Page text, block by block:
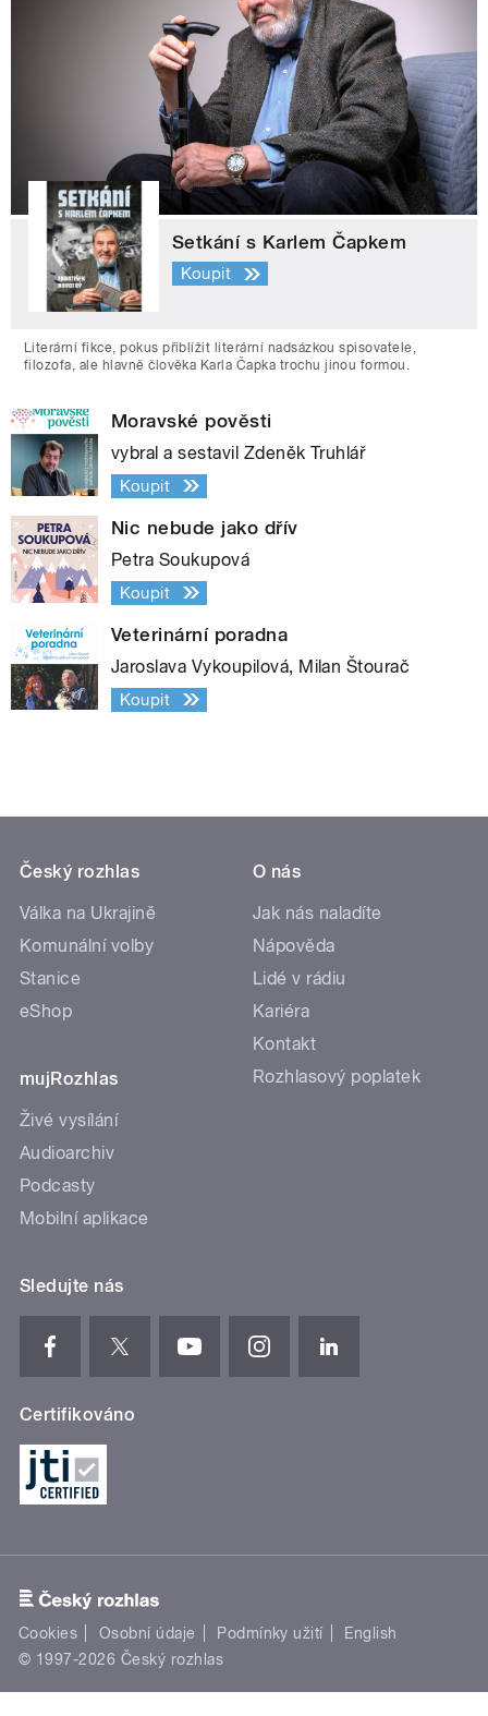
Setkání s Karlem Čapkem
Koupit
Literární fikce, pokus přiblížit literární nadsázkou spisovatele,
filozofa, ale hlavně člověka Karla Čapka trochu jinou formou.
Moravské pověsti
vybral a sestavil Zdeněk Truhlář
Koupit
Nic nebude jako dřív
Petra Soukupová
Koupit
Veterinární poradna
Jaroslava Vykoupilová, Milan Štourač
Koupit
Český rozhlas
Válka na Ukrajině
Komunální volby
Stanice
eShop
mujRozhlas
Živé vysílání
Audioarchiv
Podcasty
Mobilní aplikace
O nás
Jak nás naladíte
Nápověda
Lidé v rádiu
Kariéra
Kontakt
Rozhlasový poplatek
Sledujte nás
Certifikováno
Cookies Osobní údaje Podmínky užití
English
© 1997-2026 Český rozhlas